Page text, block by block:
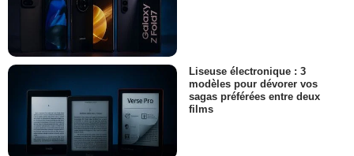
Liseuse électronique : 3
modèles pour dévorer vos
sagas préférées entre deux
films